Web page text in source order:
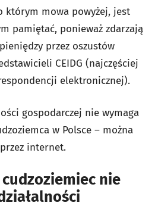
którym mowa powyżej, jest
pamiętać, ponieważ zdarzają
przez oszustów
CEIDG (najczęściej
elektronicznej).
gospodarczej nie wymaga
w Polsce – można
internet.
nie